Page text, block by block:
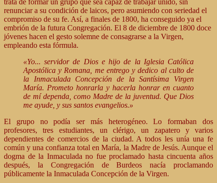
trata de formar un grupo que sea capaz de trabajar unido, sin
renunciar a su condición de laicos, pero asumiendo con seriedad el
compromiso de su fe. Así, a finales de 1800, ha conseguido ya el
embrión de la futura Congregación. El 8 de diciembre de 1800 doce
jóvenes hacen el gesto solemne de consagrarse a la Virgen,
empleando esta fórmula.
«Yo... servidor de Dios e hijo de la Iglesia Católica
Apostólica y Romana, me entrego y dedico al culto de
la Inmaculada Concepción de la Santísima Virgen
María. Prometo honrarla y hacerla honrar en cuanto
de mí dependa, como Madre de la juventud. Que Dios
me ayude, y sus santos evangelios.»
El grupo no podía ser más heterogéneo. Lo formaban dos
profesores, tres estudiantes, un clérigo, un zapatero y varios
dependientes de comercios de la ciudad. A todos les unía una fe
común y una confianza total en María, la Madre de Jesús. Aunque el
dogma de la Inmaculada no fue proclamado hasta cincuenta años
después, la Congregación de Burdeos nacía proclamando
públicamente la Inmaculada Concepción de la Virgen.